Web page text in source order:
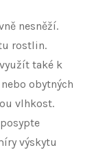
nesněží.
rostlin.
také k
obytných
vlhkost.
výskytu